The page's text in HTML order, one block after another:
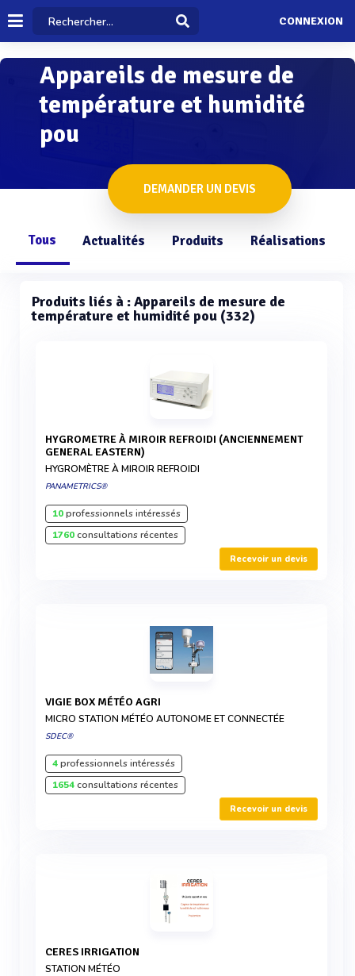
CONNEXION
Appareils de mesure de
température et humidité
pou
DEMANDER UN DEVIS
Tous Actualités Produits Réalisations
Produits liés à : Appareils de mesure de
température et humidité pou (332)
HYGROMETRE À MIROIR REFROIDI (ANCIENNEMENT
GENERAL EASTERN)
HYGROMÈTRE À MIROIR REFROIDI
PANAMETRICS®
10professionnels intéressés
1760consultations récentes
Recevoir un devis
VIGIE BOX MÉTÉO AGRI
MICRO STATION MÉTÉO AUTONOME ET CONNECTÉE
SDEC®
4professionnels intéressés
1654consultations récentes
Recevoir un devis
CERES IRRIGATION
STATION MÉTÉO